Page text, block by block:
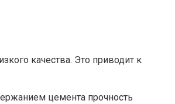
качества. Это приводит к
цемента прочность